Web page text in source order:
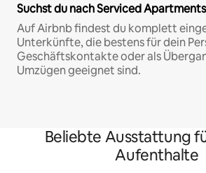
Suchst du nach Serviced
Auf Airbnb findest du komplett
Unterkünfte, die bestens für dein
Geschäftskontakte oder als
Umzügen geeignet sind.
Beliebte Ausstattung
Aufenthalte